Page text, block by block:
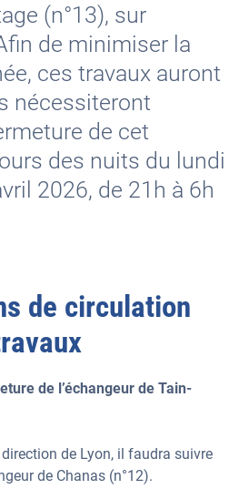
(n°13), sur
de minimiser la
ces travaux auront
nécessiteront
de cet
des nuits du lundi
2026, de 21h à 6h
de circulation
de l’échangeur de Tain-
direction de Lyon, il faudra suivre
de Chanas (n°12).